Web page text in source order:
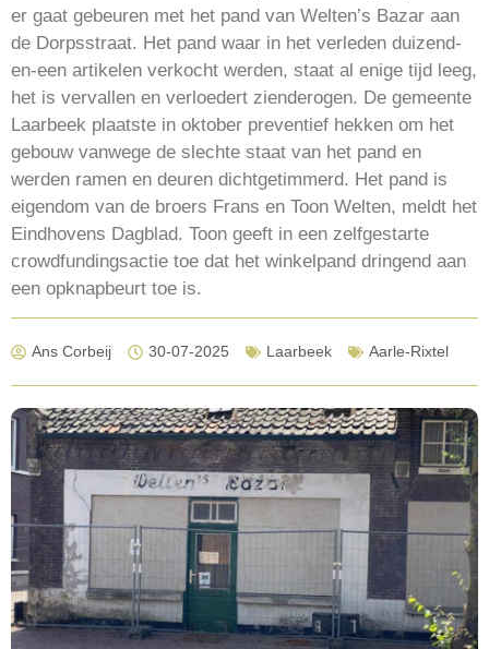
er gaat gebeuren met het pand van Welten’s Bazar aan
de Dorpsstraat. Het pand waar in het verleden duizend-
en-een artikelen verkocht werden, staat al enige tijd leeg,
het is vervallen en verloedert zienderogen. De gemeente
Laarbeek plaatste in oktober preventief hekken om het
gebouw vanwege de slechte staat van het pand en
werden ramen en deuren dichtgetimmerd. Het pand is
eigendom van de broers Frans en Toon Welten, meldt het
Eindhovens Dagblad. Toon geeft in een zelfgestarte
crowdfundingsactie toe dat het winkelpand dringend aan
een opknapbeurt toe is.
Ans Corbeij 30-07-2025 Laarbeek Aarle-Rixtel